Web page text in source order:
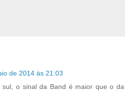
de 2014 às 21:03
sul, o sinal da Band é maior que o da